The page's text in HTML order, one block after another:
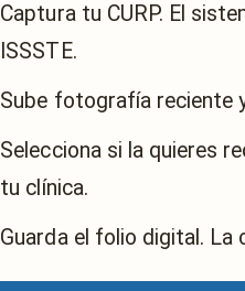
Captura tu CURP. El
ISSSTE.
Sube fotografía reciente
Selecciona si la quieres
tu clínica.
Guarda el folio digital. La